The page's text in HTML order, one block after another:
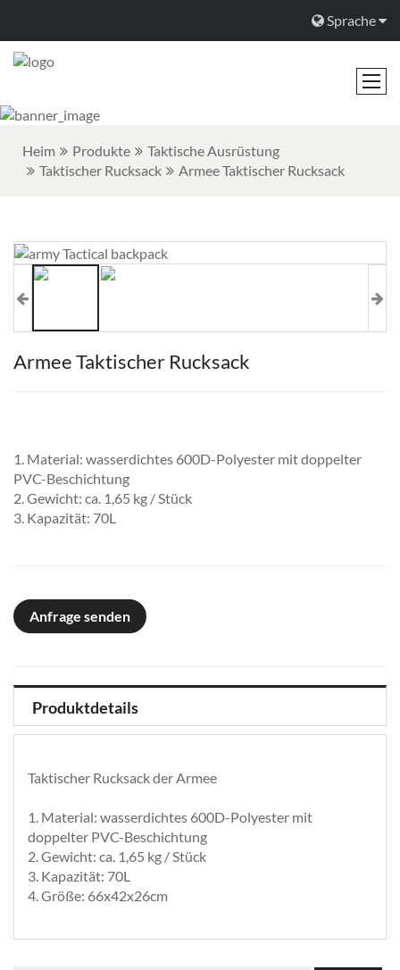
Sprache
Heim Produkte
Taktische Ausrüstung
Taktischer Rucksack
Armee Taktischer Rucksack
Armee Taktischer Rucksack
1. Material: wasserdichtes 600D-Polyester mit doppelter
PVC-Beschichtung
2. Gewicht: ca. 1,65 kg / Stück
3. Kapazität: 70L
Anfrage senden
Produktdetails
Taktischer Rucksack der Armee
1. Material: wasserdichtes 600D-Polyester mit
doppelter PVC-Beschichtung
2. Gewicht: ca. 1,65 kg / Stück
3. Kapazität: 70L
4. Größe: 66x42x26cm